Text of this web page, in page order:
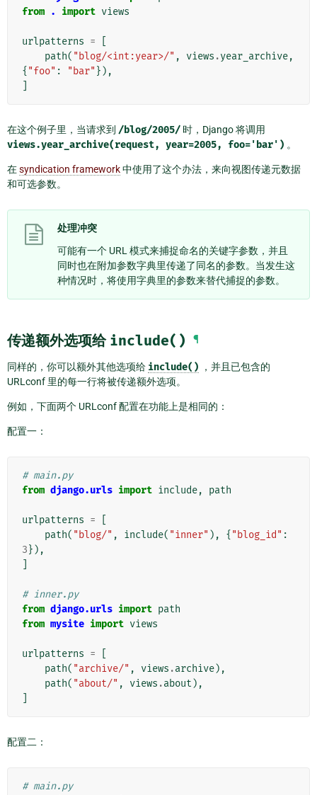
from . import views
urlpatterns =
path( "blog/<int:year>/" , views .year_archive,
{ "foo" : "bar" }),
在这个例子里，当请求到 /blog/2005/ 时，Django 将调用
views.year_archive(request, year=2005, foo='bar') 。
在syndication framework中使用了这个办法，来向视图传递元数据
和可选参数。
处理冲突
可能有一个 URL 模式来捕捉命名的关键字参数，并且
同时也在附加参数字典里传递了同名的参数。当发生这
种情况时，将使用字典里的参数来替代捕捉的参数。
传递额外选项给 include() ¶
同样的，你可以额外其他选项给 include() ，并且已包含的
URLconf 里的每一行将被传递额外选项。
例如，下面两个 URLconf 配置在功能上是相同的：
配置一：
# main.py
from django.urls import include, path
urlpatterns =
path( "blog/" , include( "inner" ), { "blog_id" :
3}),
# inner.py
from django.urls import path
from mysite import views
urlpatterns =
path( "archive/" , views .archive),
path( "about/" , views .about ),
配置二：
# main.py